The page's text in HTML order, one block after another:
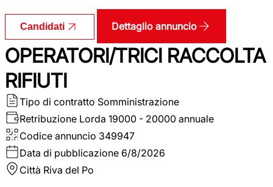
Candidati Dettaglio annuncio
OPERATORI/TRICI RACCOLTA
RIFIUTI
Tipo di contratto Somministrazione
Retribuzione Lorda 19000 - 20000 annuale
Codice annuncio 349947
Data di pubblicazione 6/8/2026
Città Riva del Po